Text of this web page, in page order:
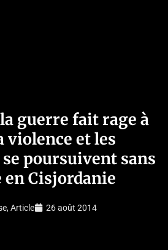
guerre fait rage à
violence et les
poursuivent sans
en Cisjordanie
,Article 26 août 2014